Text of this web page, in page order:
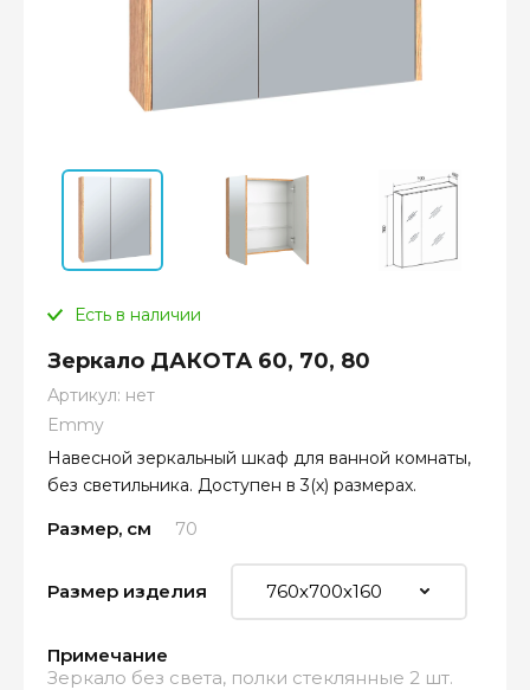
Есть в наличии
Зеркало ДАКОТА 60, 70, 80
Артикул: нет
Emmy
Навесной зеркальный шкаф для ванной комнаты,
без светильника. Доступен в 3(х) размерах.
Размер, см 70
Размер изделия
Примечание
Зеркало без света, полки стеклянные 2 шт.